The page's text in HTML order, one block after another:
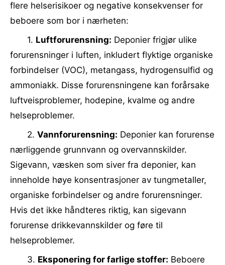
flere helserisikoer og negative konsekvenser for
beboere som bor i nærheten:
1. Luftforurensning: Deponier frigjør ulike
forurensninger i luften, inkludert flyktige organiske
forbindelser (VOC), metangass, hydrogensulfid og
ammoniakk. Disse forurensningene kan forårsake
luftveisproblemer, hodepine, kvalme og andre
helseproblemer.
2. Vannforurensning: Deponier kan forurense
nærliggende grunnvann og overvannskilder.
Sigevann, væsken som siver fra deponier, kan
inneholde høye konsentrasjoner av tungmetaller,
organiske forbindelser og andre forurensninger.
Hvis det ikke håndteres riktig, kan sigevann
forurense drikkevannskilder og føre til
helseproblemer.
3. Eksponering for farlige stoffer: Beboere